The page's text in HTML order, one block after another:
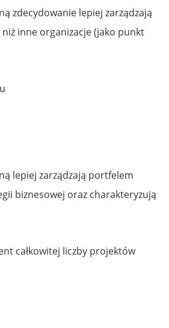
zdecydowanie lepiej zarządzają
inne organizacje (jako punkt
lepiej zarządzają portfelem
biznesowej oraz charakteryzują